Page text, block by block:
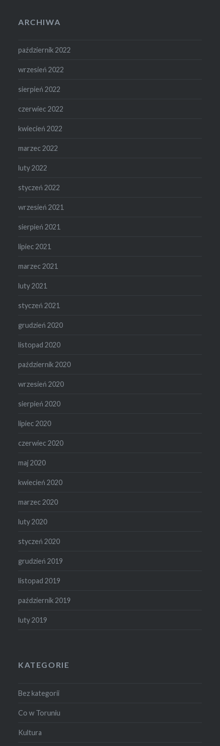
ARCHIWA
październik 2022
wrzesień 2022
sierpień 2022
czerwiec 2022
kwiecień 2022
marzec 2022
luty 2022
styczeń 2022
wrzesień 2021
sierpień 2021
lipiec 2021
marzec 2021
luty 2021
styczeń 2021
grudzień 2020
listopad 2020
październik 2020
wrzesień 2020
sierpień 2020
lipiec 2020
czerwiec 2020
maj 2020
kwiecień 2020
marzec 2020
luty 2020
styczeń 2020
grudzień 2019
listopad 2019
październik 2019
luty 2019
KATEGORIE
Bez kategorii
Co w Toruniu
Kultura